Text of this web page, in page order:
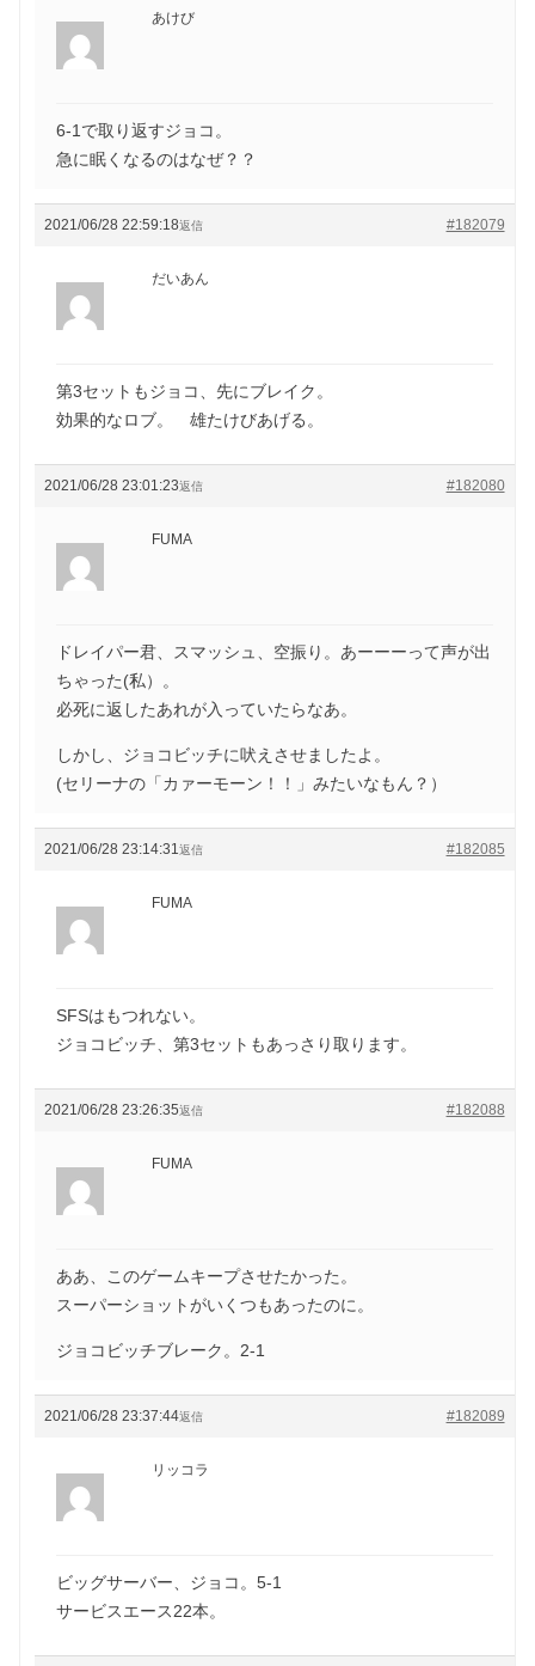
あけび
6-1で取り返すジョコ。
急に眠くなるのはなぜ？？
2021/06/28 22:59:18 #182079
返信
だいあん
第3セットもジョコ、先にブレイク。
効果的なロブ。 雄たけびあげる。
2021/06/28 23:01:23 #182080
返信
FUMA
ドレイパー君、スマッシュ、空振り。あーーーって声が出
ちゃった(私）。
必死に返したあれが入っていたらなあ。
しかし、ジョコビッチに吠えさせましたよ。
(セリーナの「カァーモーン！！」みたいなもん？）
2021/06/28 23:14:31 #182085
返信
FUMA
SFSはもつれない。
ジョコビッチ、第3セットもあっさり取ります。
2021/06/28 23:26:35 #182088
返信
FUMA
ああ、このゲームキープさせたかった。
スーパーショットがいくつもあったのに。
ジョコビッチブレーク。2-1
2021/06/28 23:37:44 #182089
返信
リッコラ
ビッグサーバー、ジョコ。5-1
サービスエース22本。